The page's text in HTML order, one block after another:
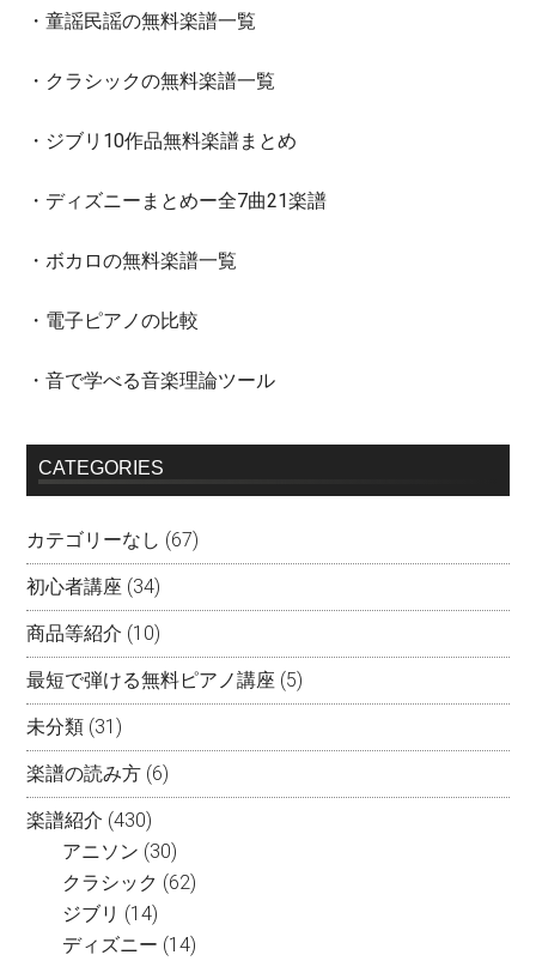
・童謡民謡の無料楽譜一覧
・クラシックの無料楽譜一覧
・ジブリ10作品無料楽譜まとめ
・ディズニーまとめー全7曲21楽譜
・ボカロの無料楽譜一覧
・電子ピアノの比較
・音で学べる音楽理論ツール
CATEGORIES
カテゴリーなし (67)
初心者講座 (34)
商品等紹介 (10)
最短で弾ける無料ピアノ講座 (5)
未分類 (31)
楽譜の読み方 (6)
楽譜紹介 (430)
アニソン (30)
クラシック (62)
ジブリ (14)
ディズニー (14)